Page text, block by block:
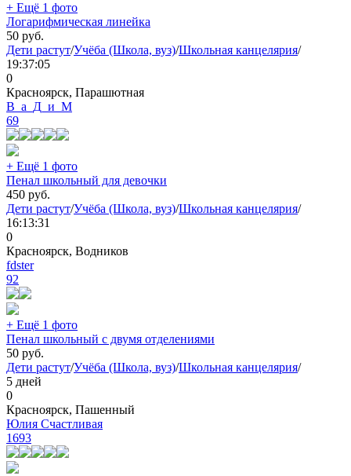
+ Ещё 1 фото
Логарифмическая линейка
50 руб.
Дети растут/Учёба (Школа, вуз)/Школьная канцелярия/
19:37:05
0
Красноярск, Парашютная
В_а_Д_и_М
69
+ Ещё 1 фото
Пенал школьный для девочки
450 руб.
Дети растут/Учёба (Школа, вуз)/Школьная канцелярия/
16:13:31
0
Красноярск, Водников
fdster
92
+ Ещё 1 фото
Пенал школьный с двумя отделениями
50 руб.
Дети растут/Учёба (Школа, вуз)/Школьная канцелярия/
5 дней
0
Красноярск, Пашенный
Юлия Счастливая
1693